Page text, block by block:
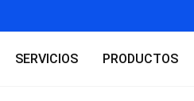
SERVICIOS PRODUCTOS